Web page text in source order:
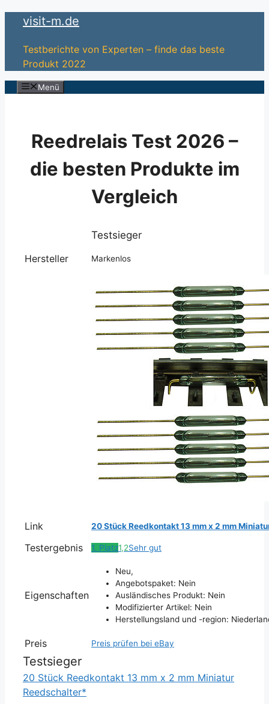
Zum
springen
visit-m.de
Testberichte von Experten – finde das beste
Produkt 2022
Menü
Reedrelais Test 2026 –
die besten Produkte im
Vergleich
Testsieger
Hersteller
Markenlos
Link 20 Stück Reedkontakt 13 mm x 2 mm
Testergebnis 1. Platz1,2Sehr gut
Eigenschaften
Neu,
Angebotspaket: Nein
Ausländisches Produkt: Nein
Modifizierter Artikel: Nein
Herstellungsland und -region:
Preis Preis prüfen bei eBay
Testsieger
20 Stück Reedkontakt 13 mm x 2 mm Miniatur
Reedschalter*